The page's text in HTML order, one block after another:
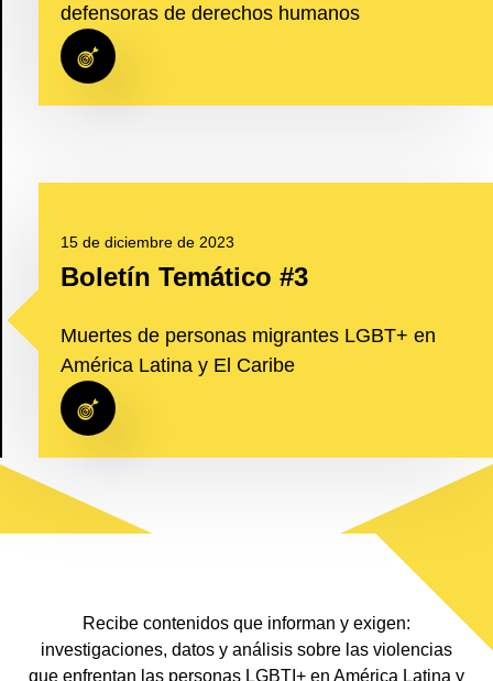
defensoras de derechos humanos
15 de diciembre de 2023
Boletín Temático #3
Muertes de personas migrantes LGBT+ en
América Latina y El Caribe
Recibe contenidos que informan y exigen:
investigaciones, datos y análisis sobre las violencias
que enfrentan las personas LGBTI+ en América Latina y